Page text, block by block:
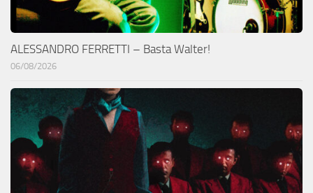
ALESSANDRO FERRETTI – Basta Walter!
06/08/2026